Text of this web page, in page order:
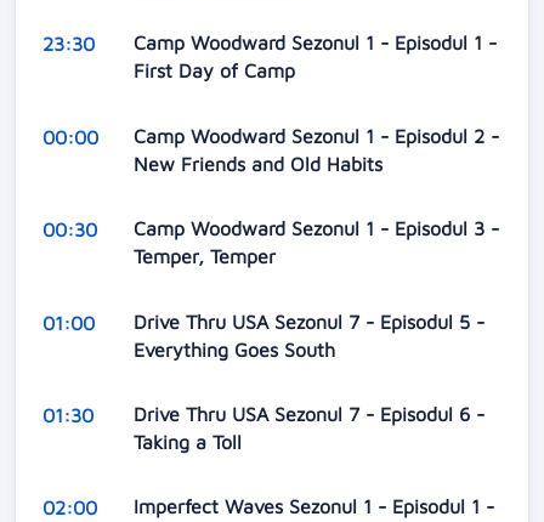
23:30
Camp Woodward Sezonul 1 - Episodul 1 -
First Day of Camp
00:00
Camp Woodward Sezonul 1 - Episodul 2 -
New Friends and Old Habits
00:30
Camp Woodward Sezonul 1 - Episodul 3 -
Temper, Temper
01:00
Drive Thru USA Sezonul 7 - Episodul 5 -
Everything Goes South
01:30
Drive Thru USA Sezonul 7 - Episodul 6 -
Taking a Toll
02:00
Imperfect Waves Sezonul 1 - Episodul 1 -